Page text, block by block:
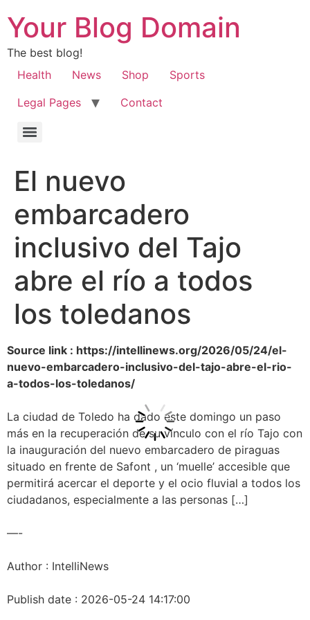
Your Blog Domain
The best blog!
Health
News Shop
Sports
Legal Pages
Contact
El nuevo
embarcadero
inclusivo del Tajo
abre el río a todos
los toledanos
Source link : https://intellinews.org/2026/05/24/el-
nuevo-embarcadero-inclusivo-del-tajo-abre-el-rio-
a-todos-los-toledanos/
La ciudad de Toledo ha dado este domingo un paso
más en la recuperación de su vínculo con el río Tajo con
la inauguración del nuevo embarcadero de piraguas
situado en frente de Safont , un ‘muelle’ accesible que
permitirá acercar el deporte y el ocio fluvial a todos los
ciudadanos, especialmente a las personas […]
—-
Author : IntelliNews
Publish date : 2026-05-24 14:17:00